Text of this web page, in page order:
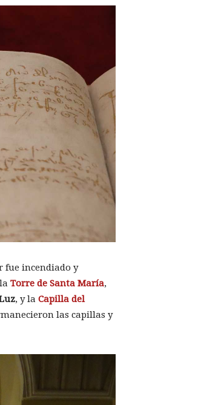
fue incendiado y
Torre de Santa María,
, y la Capilla del
las capillas y